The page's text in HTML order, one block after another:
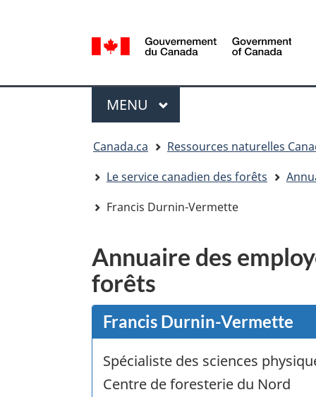
de
la
Government
MENU PRINCIPAL
Canada.ca
Ressources naturelles
Le service canadien des forêts
Francis Durnin-Vermette
Annuaire des
forêts
Francis Durnin-Vermette
Spécialiste des sciences
Centre de foresterie du Nord